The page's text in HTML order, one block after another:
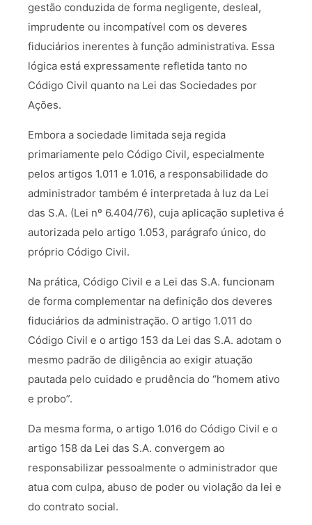
gestão conduzida de forma negligente, desleal,
imprudente ou incompatível com os deveres
fiduciários inerentes à função administrativa. Essa
lógica está expressamente refletida tanto no
Código Civil quanto na Lei das Sociedades por
Ações.
Embora a sociedade limitada seja regida
primariamente pelo Código Civil, especialmente
pelos artigos 1.011 e 1.016, a responsabilidade do
administrador também é interpretada à luz da Lei
das S.A. (Lei nº 6.404/76), cuja aplicação supletiva é
autorizada pelo artigo 1.053, parágrafo único, do
próprio Código Civil.
Na prática, Código Civil e a Lei das S.A. funcionam
de forma complementar na definição dos deveres
fiduciários da administração. O artigo 1.011 do
Código Civil e o artigo 153 da Lei das S.A. adotam o
mesmo padrão de diligência ao exigir atuação
pautada pelo cuidado e prudência do “homem ativo
e probo”.
Da mesma forma, o artigo 1.016 do Código Civil e o
artigo 158 da Lei das S.A. convergem ao
responsabilizar pessoalmente o administrador que
atua com culpa, abuso de poder ou violação da lei e
do contrato social.